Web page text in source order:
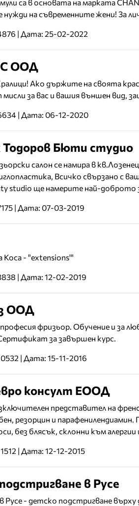
са в основата на марката
на съвременните жени! За
| Дата: 25-02-2022
ООД
Ако държите на своята
за вас и вашия външен вид,
| Дата: 06-12-2020
Бюти студио
салон се намира в
Всичко свързано с
studio ще намерите най-доброто
| Дата: 07-03-2019
Коса - "extensions'"
| Дата: 12-02-2019
ООД
фризьор. Обучение и за
за завършен курс.
| Дата: 15-11-2016
консулт ЕООД
представител на
резорцин и
без блясък, склонни към алергии
| Дата: 12-12-2015
в Русе
Русе - детско подстригване